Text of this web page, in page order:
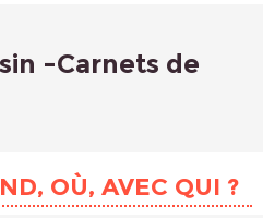
À L’ANNÉE
-Carnets de
OÙ, AVEC QUI ?